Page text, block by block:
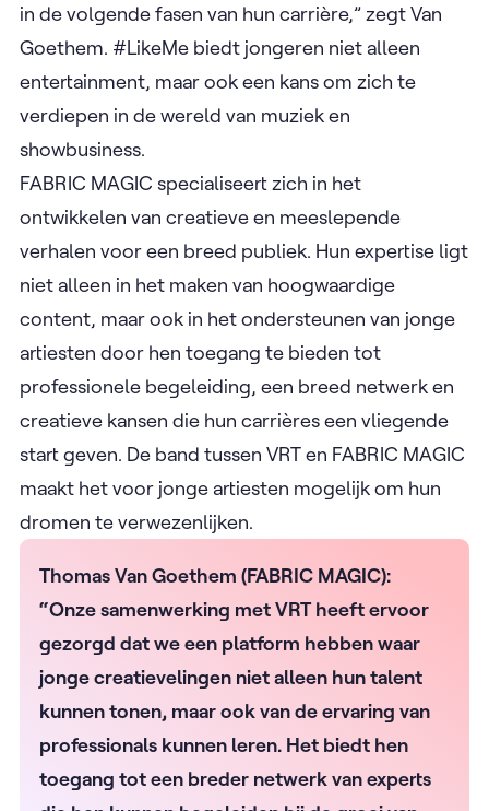
in de volgende fasen van hun carrière,” zegt Van
Goethem. #LikeMe biedt jongeren niet alleen
entertainment, maar ook een kans om zich te
verdiepen in de wereld van muziek en
showbusiness.
FABRIC MAGIC specialiseert zich in het
ontwikkelen van creatieve en meeslepende
verhalen voor een breed publiek. Hun expertise ligt
niet alleen in het maken van hoogwaardige
content, maar ook in het ondersteunen van jonge
artiesten door hen toegang te bieden tot
professionele begeleiding, een breed netwerk en
creatieve kansen die hun carrières een vliegende
start geven. De band tussen VRT en FABRIC MAGIC
maakt het voor jonge artiesten mogelijk om hun
dromen te verwezenlijken.
Thomas Van Goethem (FABRIC MAGIC):
“Onze samenwerking met VRT heeft ervoor
gezorgd dat we een platform hebben waar
jonge creatievelingen niet alleen hun talent
kunnen tonen, maar ook van de ervaring van
professionals kunnen leren. Het biedt hen
toegang tot een breder netwerk van experts